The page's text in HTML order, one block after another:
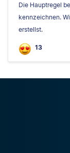
Die Hauptregel
kennzeichnen.
erstellst.
13